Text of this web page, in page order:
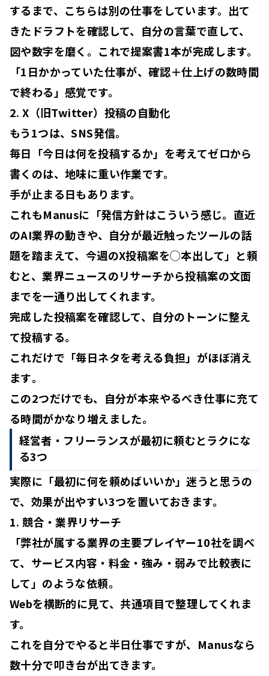
するまで、こちらは別の仕事をしています。出て
きたドラフトを確認して、自分の言葉で直して、
図や数字を磨く。これで提案書1本が完成します。
「1日かかっていた仕事が、確認＋仕上げの数時間
で終わる 」感覚です。
2. X（旧Twitter）投稿の自動化
もう1つは、SNS発信。
毎日「今日は何を投稿するか」を考えてゼロから
書くのは、地味に重い作業です。
手が止まる日もあります。
これもManusに「発信方針はこういう感じ。直近
のAI業界の動きや、自分が最近触ったツールの話
題を踏まえて、今週のX投稿案を◯本出して」と頼
むと、業界ニュースのリサーチから投稿案の文面
までを一通り出してくれます。
完成した投稿案を確認して、自分のトーンに整え
て投稿する。
これだけで「毎日ネタを考える負担 」 がほぼ消え
ます。
この2つだけでも、自分が本来やるべき仕事に充て
る時間がかなり増えました。
経営者・フリーランスが最初に頼むとラクにな
る3つ
実際に「最初に何を頼めばいいか」迷うと思うの
で、効果が出やすい3つを置いておきます。
1. 競合・業界リサーチ
「弊社が属する業界の主要プレイヤー10社を調べ
て、サービス内容・料金・強み・弱みで比較表に
して」のような依頼。
Webを横断的に見て、共通項目で整理してくれま
す。
これを自分でやると半日仕事ですが、Manusなら
数十分で叩き台が出てきます。